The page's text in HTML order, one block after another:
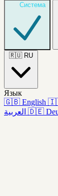
Система
🇷🇺 RU
Язык
🇬🇧 English
العربية 🇩🇪